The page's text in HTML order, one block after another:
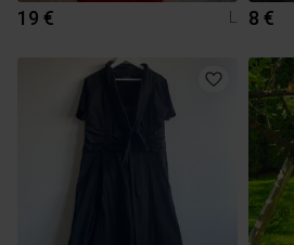
19 € L 8 €